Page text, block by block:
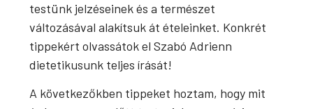
testünk jelzéseinek és a természet
változásával alakítsuk át ételeinket. Konkrét
tippekért olvassátok el Szabó Adrienn
dietetikusunk teljes írását!
A következőkben tippeket hoztam, hogy mit